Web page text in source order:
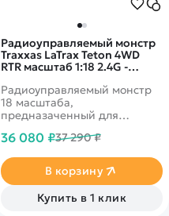
Радиоуправляемый монстр
Traxxas LaTrax Teton 4WD
RTR масштаб 1:18 2.4G -
Радиоуправляемый монстр
18 масштаба,
предназаченный для
идеально проходит
как паребрик, газоны.
Аккумулятор NiMh 1200 mAh.
Установлен мощный
коллекторный двигатель.
36 080 ₽37 290 ₽
В корзину
Купить в 1 клик